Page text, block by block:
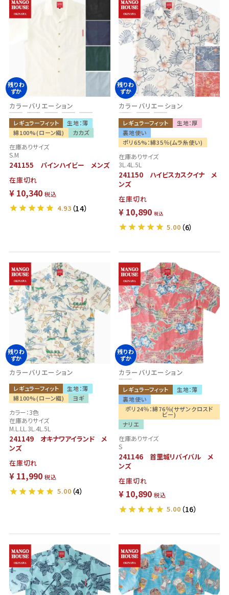
カラーバリエーション
レギュラーフィット
生地：薄
綿100%(ローン織)
カカズ
残りわ
ずか
在庫ありサイズ
S.M
241155 パインハイビー メンズ
在庫切れ
¥ 10,340 税込
4.93 （14）
カラーバリエーション
レギュラーフィット
生地：厚
裏地使い
ポリ65%：綿35％(ムラ糸使い)
残りわ
ずか
在庫ありサイズ
3L.4L.5L
241150 ハイビスカスクイナ メ
ンズ
在庫切れ
¥ 10,890 税込
5.00 （6）
カラーバリエーション
レギュラーフィット
生地：薄
綿100%(ローン織)
ヨギ
残りわ
ずか
カラー：3色
在庫ありサイズ
M.L.LL.3L.4L.5L
241149 オキナワアイランド メ
ンズ
在庫切れ
¥ 11,990 税込
5.00 （4）
カラーバリエーション
レギュラーフィット
生地：薄
裏地使い
ポリ24％：綿76％(サザンクロスド
ビー)
ナリエ
残りわ
ずか
在庫ありサイズ
S
241146 首里城リバイバル メ
ンズ
在庫切れ
¥ 10,890 税込
5.00 （16）